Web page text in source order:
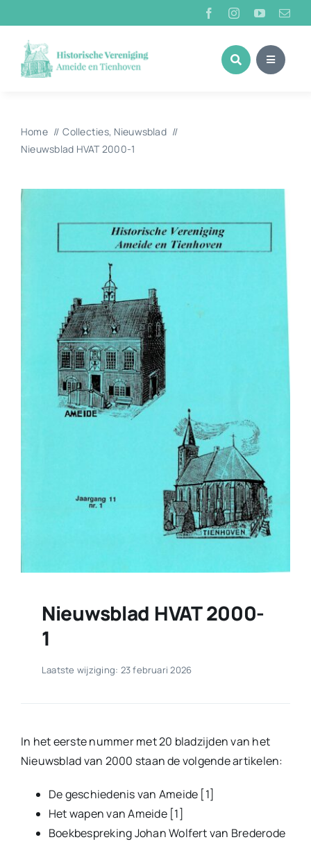
naar
inhoud
Home Collecties Nieuwsblad
Nieuwsblad HVAT 2000-1
Nieuwsblad HVAT 2000-
1
Laatste wijziging: 23 februari 2026
In het eerste nummer met 20 bladzijden van het
Nieuwsblad van 2000 staan de volgende artikelen:
De geschiedenis van Ameide [1]
Het wapen van Ameide [1]
Boekbespreking Johan Wolfert van Brederode